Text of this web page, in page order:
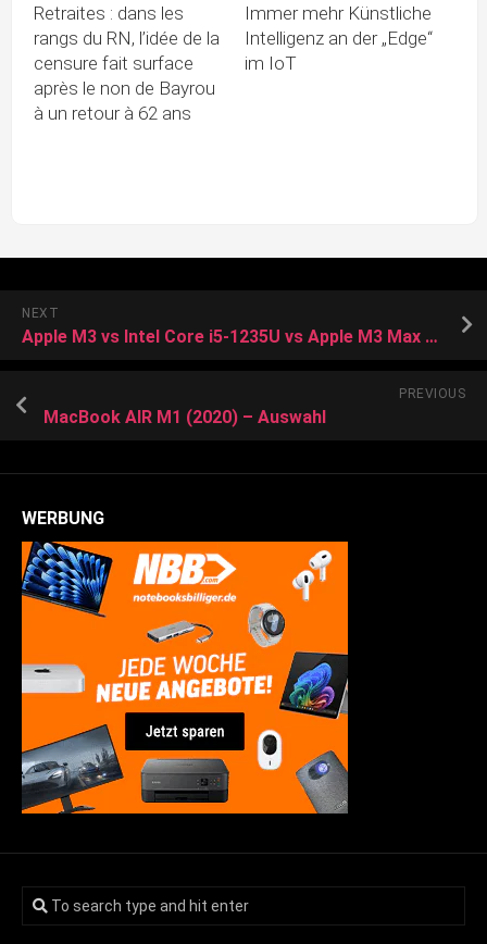
Retraites : dans les
rangs du RN, l’idée de la
censure fait surface
après le non de Bayrou
à un retour à 62 ans
Immer mehr Künstliche
Intelligenz an der „Edge“
im IoT
NEXT
Apple M3 vs Intel Core i5-1235U vs Apple M3 Max 16-Core
PREVIOUS
MacBook AIR M1 (2020) – Auswahl
WERBUNG